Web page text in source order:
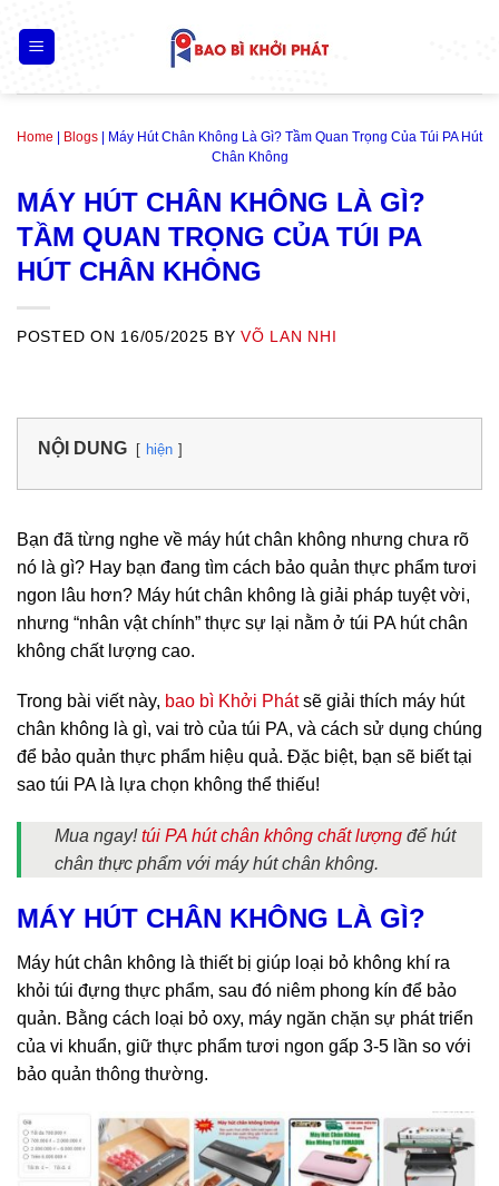
content
Home Blogs
Máy Hút Chân Không Là Gì? Tầm Quan Trọng Của Túi PA Hút
Chân Không
MÁY HÚT CHÂN KHÔNG LÀ GÌ?
TẦM QUAN TRỌNG CỦA TÚI PA
HÚT CHÂN KHÔNG
POSTED ON 16/05/2025 BYVÕ LAN NHI
NỘI DUNG hiện
Bạn đã từng nghe về máy hút chân không nhưng chưa rõ
nó là gì? Hay bạn đang tìm cách bảo quản thực phẩm tươi
ngon lâu hơn? Máy hút chân không là giải pháp tuyệt vời,
nhưng “nhân vật chính” thực sự lại nằm ở túi PA hút chân
không chất lượng cao.
Trong bài viết này, bao bì Khởi Phátsẽ giải thích máy hút
chân không là gì, vai trò của túi PA, và cách sử dụng chúng
để bảo quản thực phẩm hiệu quả. Đặc biệt, bạn sẽ biết tại
sao túi PA là lựa chọn không thể thiếu!
Mua ngay!túi PA hút chân không chất lượng để hút
chân thực phẩm với máy hút chân không.
MÁY HÚT CHÂN KHÔNG LÀ GÌ?
Máy hút chân không là thiết bị giúp loại bỏ không khí ra
khỏi túi đựng thực phẩm, sau đó niêm phong kín để bảo
quản. Bằng cách loại bỏ oxy, máy ngăn chặn sự phát triển
của vi khuẩn, giữ thực phẩm tươi ngon gấp 3-5 lần so với
bảo quản thông thường.